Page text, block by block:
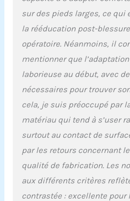
sur des pieds larges, ce qui
la rééducation post-
opératoire. Néanmoins, il
mentionner que
laborieuse au début, avec
nécessaires pour trouver
cela, je suis préoccupé par
matériau qui tend à s’user
surtout au contact de
par les retours concernant
qualité de fabrication. Les
aux différents critères
contrastée : excellente pour